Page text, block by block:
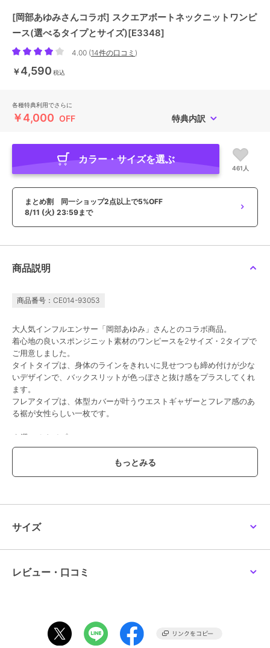
[岡部あゆみさんコラボ] スクエアボートネックニットワンピ
ース(選べるタイプとサイズ)[E3348]
4.00 (14件の口コミ )
￥4,590 税込
各種特典利用でさらに
￥4,000 OFF 特典内訳
カラー・サイズを選ぶ
461人
まとめ割 同一ショップ2点以上で5%OFF
8/11 (火) 23:59まで
商品説明
商品番号：CE014-93053
大人気インフルエンサー「岡部あゆみ」さんとのコラボ商品。
着心地の良いスポンジニット素材のワンピースを2サイズ・2タイプで
ご用意しました。
タイトタイプは、身体のラインをきれいに見せつつも締め付けが少な
いデザインで、バックスリットが色っぽさと抜け感をプラスしてくれ
ます。
フレアタイプは、体型カバーが叶うウエストギャザーとフレア感のあ
る裾が女性らしい一枚です。
★選べるタイプ
＞5分袖フレア
＞タイト（無くなり次第終了予定）
伸縮性がよく、ドライタッチな質感でストレスフリーな着心地の良さ
が嬉しいポイント。
【S5分袖】
ヒップ幅 55
サイズ
レビュー・口コミ